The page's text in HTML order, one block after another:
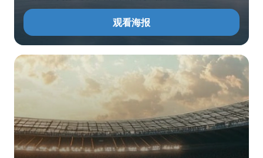
观看海报